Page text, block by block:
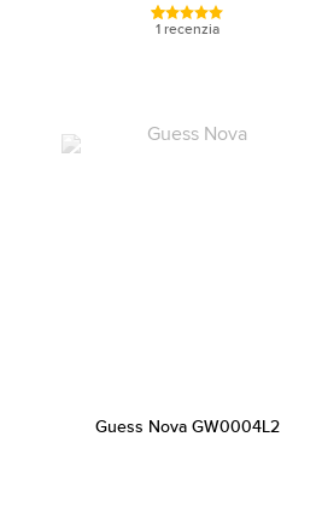
1 recenzia
Guess Nova GW0004L2